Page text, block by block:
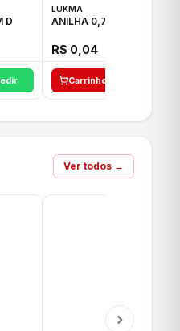
D
LUKMA
ANILHA 0,75-1,5MM E
R$ 0,04
Carrinho
Ver todos →